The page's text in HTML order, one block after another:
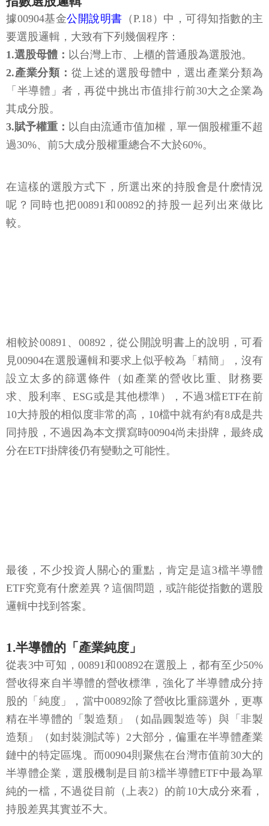
據00904基金公開說明書 （P.18）中，可得知指數的主
要選股邏輯，大致有下列幾個程序：
1.選股母體： 以台灣上市、上櫃的普通股為選股池。
2.產業分類： 從上述的選股母體中，選出產業分類為
「半導體」者，再從中挑出市值排行前30大之企業為
其成分股。
3.賦予權重： 以自由流通市值加權，單一個股權重不超
過30%、前5大成分股權重總合不大於60%。
在這樣的選股方式下，所選出來的持股會是什麽情況
呢？同時也把00891和00892的持股一起列出來做比
較。
相較於00891、00892，從公開說明書上的說明，可看
見00904在選股邏輯和要求上似乎較為「精簡」，沒有
設立太多的篩選條件（如產業的營收比重、財務要
求、股利率、ESG或是其他標準），不過3檔ETF在前
10大持股的相似度非常的高，10檔中就有約有8成是共
同持股，不過因為本文撰寫時00904尚未掛牌，最終成
分在ETF掛牌後仍有變動之可能性。
最後，不少投資人關心的重點，肯定是這3檔半導體
ETF究竟有什麽差異？這個問題，或許能從指數的選股
邏輯中找到答案。
1.半導體的「產業純度」
從表3中可知，00891和00892在選股上，都有至少50%
營收得來自半導體的營收標準，強化了半導體成分持
股的「純度」，當中00892除了營收比重篩選外，更專
精在半導體的「製造類」（如晶圓製造等）與「非製
造類」（如封裝測試等）2大部分，偏重在半導體產業
鏈中的特定區塊。而00904則聚焦在台灣市值前30大的
半導體企業，選股機制是目前3檔半導體ETF中最為單
純的一檔，不過從目前（上表2）的前10大成分來看，
持股差異其實並不大。